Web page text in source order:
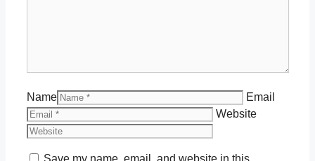
Name
Email
Website
Save my name, email, and website in this